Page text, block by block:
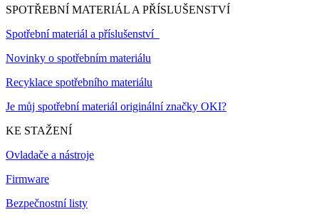
SPOTŘEBNÍ MATERIÁL A PŘÍSLUŠENSTVÍ
Spotřební materiál a příslušenství
Novinky o spotřebním materiálu
Recyklace spotřebního materiálu
Je můj spotřební materiál originální značky OKI?
KE STAŽENÍ
Ovladače a nástroje
Firmware
Bezpečnostní listy